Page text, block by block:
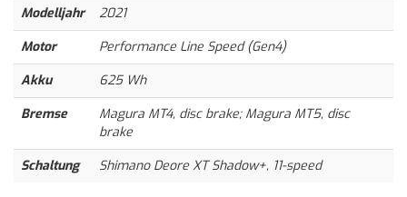
Modelljahr
2021
Motor
Performance Line Speed (Gen4)
Akku
625 Wh
Bremse
Magura MT4, disc brake; Magura MT5, disc
brake
Schaltung
Shimano Deore XT Shadow+, 11-speed